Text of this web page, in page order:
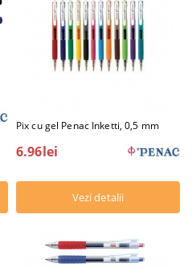
Pix cu gel Penac Inketti, 0,5 mm
6.96lei
Vezi detalii